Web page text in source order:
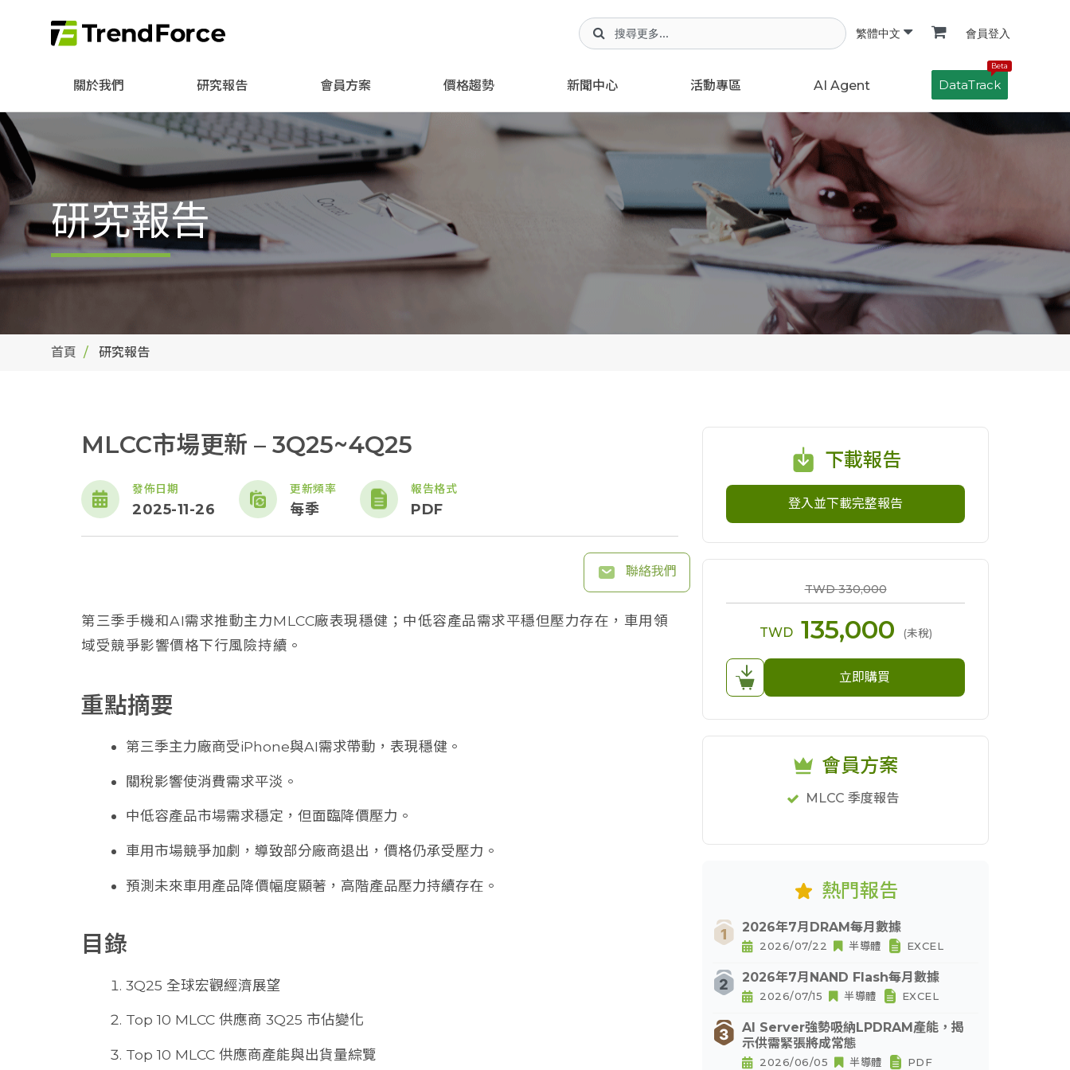
繁體中文 會員登入
關於我們 研究報告 會員方案 價格趨勢 新聞中心 活動專區 AI Agent
Beta
DataTrack
研究報告
首頁 研究報告
MLCC市場更新 – 3Q25~4Q25
發佈日期
2025-11-26
更新頻率
每季
報告格式
PDF
聯絡我們
第三季手機和AI需求推動主力MLCC廠表現穩健；中低容產品需求平穩但壓力存在，車用領
域受競爭影響價格下行風險持續。
重點摘要
第三季主力廠商受iPhone與AI需求帶動，表現穩健。
關稅影響使消費需求平淡。
中低容產品市場需求穩定，但面臨降價壓力。
車用市場競爭加劇，導致部分廠商退出，價格仍承受壓力。
預測未來車用產品降價幅度顯著，高階產品壓力持續存在。
目錄
3Q25 全球宏觀經濟展望
Top 10 MLCC 供應商 3Q25 市佔變化
Top 10 MLCC 供應商產能與出貨量綜覽
下載報告
登入並下載完整報告
TWD330,000
TWD 135,000 (未稅)
立即購買
會員方案
MLCC 季度報告
熱門報告
2026年7月DRAM每月數據
2026/07/22 半導體 EXCEL
2026年7月NAND Flash每月數據
2026/07/15 半導體 EXCEL
AI Server強勢吸納LPDRAM產能，揭
示供需緊張將成常態
2026/06/05 半導體 PDF